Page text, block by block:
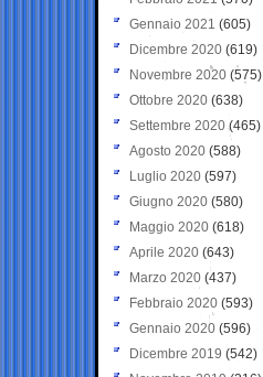
Gennaio 2021 (605)
Dicembre 2020 (619)
Novembre 2020 (575)
Ottobre 2020 (638)
Settembre 2020(465)
Agosto 2020 (588)
Luglio 2020 (597)
Giugno 2020 (580)
Maggio 2020 (618)
Aprile 2020 (643)
Marzo 2020 (437)
Febbraio 2020 (593)
Gennaio 2020 (596)
Dicembre 2019 (542)